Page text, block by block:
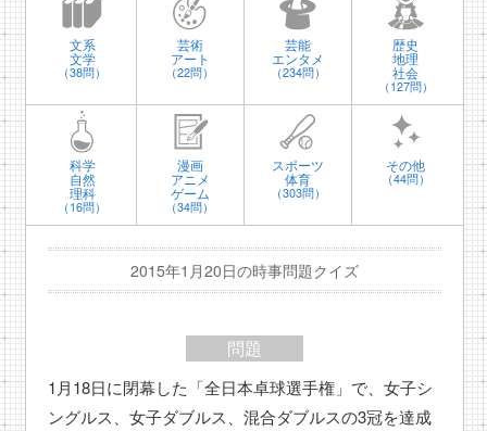
文系
文学
（38問）
芸術
アート
（22問）
芸能
エンタメ
（234問）
歴史
地理
社会
（127問）
科学
自然
理科
（16問）
漫画
アニメ
ゲーム
（34問）
スポーツ
体育
（303問）
その他
（44問）
2015年1月20日の時事問題クイズ
問題
1月18日に閉幕した「全日本卓球選手権」で、女子シ
ングルス、女子ダブルス、混合ダブルスの3冠を達成